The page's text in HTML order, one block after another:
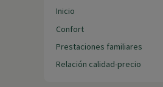
Inicio
Confort
Prestaciones familiares
Relación calidad-precio